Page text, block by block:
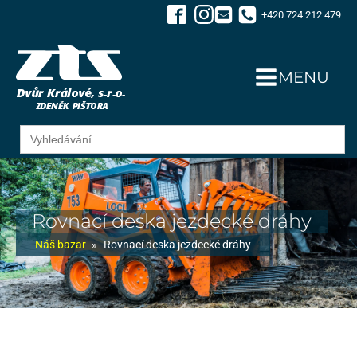
+420 724 212 479
MENU
Search
for:
Rovnací deska jezdecké dráhy
Náš bazar » Rovnací deska jezdecké dráhy